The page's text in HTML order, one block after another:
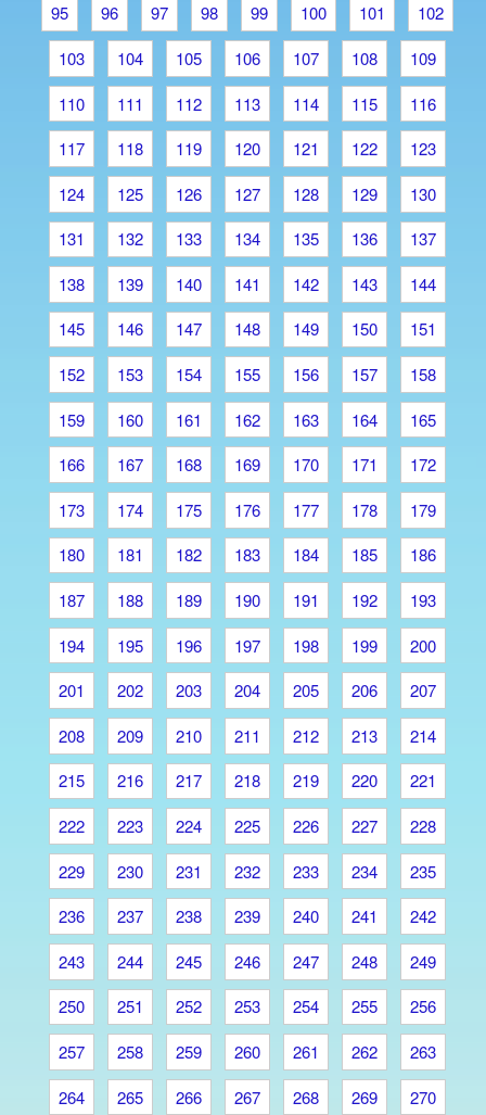
95
96 97 98 99 100 101
102
103
104 105 106 107 108
109
110
111 112 113 114 115
116
117
118 119 120 121 122
123
124
125 126 127 128 129
130
131
132 133 134 135 136
137
138
139 140 141 142 143
144
145
146 147 148 149 150
151
152
153 154 155 156 157
158
159
160 161 162 163 164
165
166
167 168 169 170 171
172
173
174 175 176 177 178
179
180
181 182 183 184 185
186
187
188 189 190 191 192
193
194
195 196 197 198 199
200
201
202 203 204 205 206
207
208
209 210 211 212 213
214
215
216 217 218 219 220
221
222
223 224 225 226 227
228
229
230 231 232 233 234
235
236
237 238 239 240 241
242
243
244 245 246 247 248
249
250
251 252 253 254 255
256
257
258 259 260 261 262
263
264
265 266 267 268 269 270